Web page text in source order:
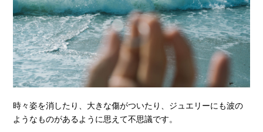
時々姿を消したり、大きな傷がついたり、ジュエリーにも波の
ようなものがあるように思えて不思議です。